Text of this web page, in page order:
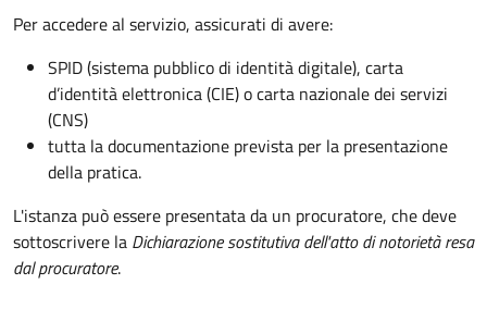
Per accedere al servizio, assicurati di avere:
SPID (sistema pubblico di identità digitale), carta
d’identità elettronica (CIE) o carta nazionale dei servizi
(CNS)
tutta la documentazione prevista per la presentazione
della pratica.
L'istanza può essere presentata da un procuratore, che deve
sottoscrivere la Dichiarazione sostitutiva dell'atto di notorietà resa
dal procuratore.